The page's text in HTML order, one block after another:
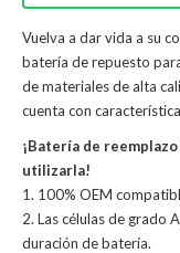
Vuelva a dar vida a su
batería de repuesto
de materiales de alta
cuenta con
¡Batería de
utilizarla!
1. 100% OEM
2. Las células de grado
duración de batería.